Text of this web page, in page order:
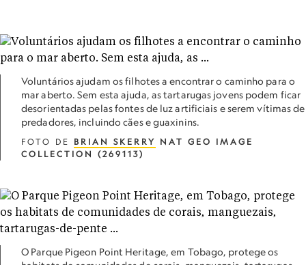
Voluntários ajudam os filhotes a encontrar o caminho para o
mar aberto. Sem esta ajuda, as tartarugas jovens podem ficar
desorientadas pelas fontes de luz artificiais e serem vítimas de
predadores, incluindo cães e guaxinins.
FOTO DE BRIAN SKERRY NAT GEO IMAGE
COLLECTION (269113)
O Parque Pigeon Point Heritage, em Tobago, protege os